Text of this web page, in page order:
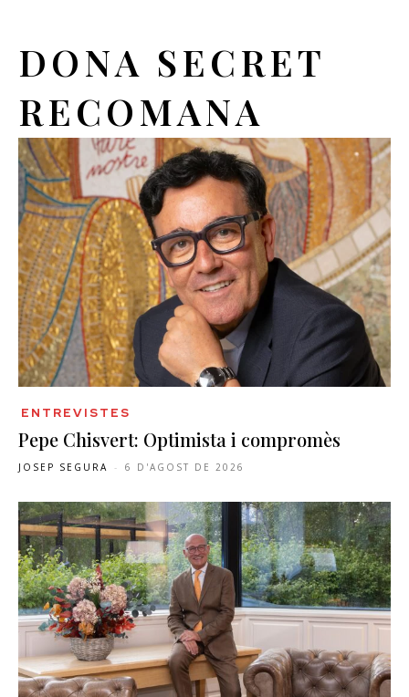
DONA SECRET
RECOMANA
ENTREVISTES
Pepe Chisvert: Optimista i compromès
JOSEP SEGURA - 6 D'AGOST DE 2026